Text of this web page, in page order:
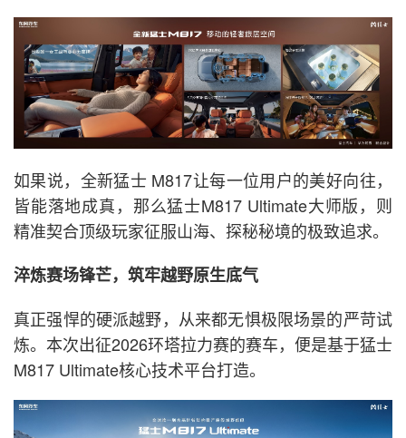
如果说，全新猛士 M817让每一位用户的美好向往，
皆能落地成真，那么猛士M817 Ultimate大师版，则
精准契合顶级玩家征服山海、探秘秘境的极致追求。
淬炼赛场锋芒，筑牢越野原生底气
真正强悍的硬派越野，从来都无惧极限场景的严苛试
炼。本次出征2026环塔拉力赛的赛车，便是基于猛士
M817 Ultimate核心技术平台打造。